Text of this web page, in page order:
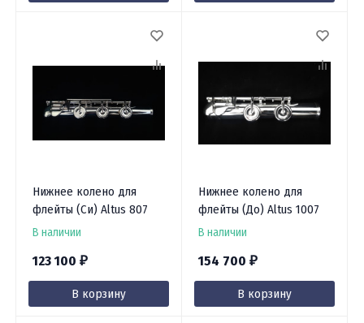
Нижнее колено для
флейты (Си) Altus 807
В наличии
123 100 ₽
В корзину
Нижнее колено для
флейты (До) Altus 1007
В наличии
154 700 ₽
В корзину